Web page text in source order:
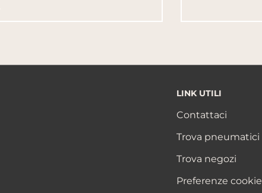
LINK UTILI
Contattaci
Trova pneumatici
Trova negozi
Preferenze cookie